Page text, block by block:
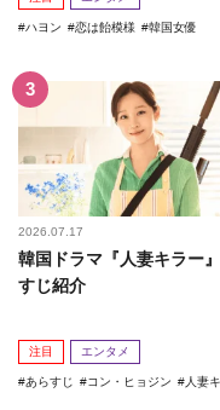
ハヨン 恋は飴模様 韓国女優
2026.07.17
韓国ドラマ『人妻キラー
すじ紹介
注目 エンタメ
あらすじ コン・ヒョジン 人妻